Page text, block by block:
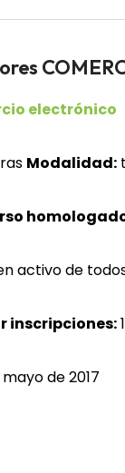
electrónico
Modalidad:
activo de
inscripciones:
mayo de 2017